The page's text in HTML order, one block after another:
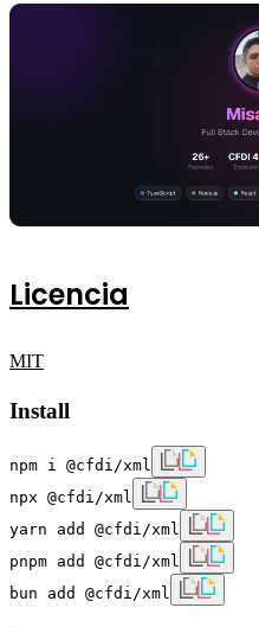
Licencia
MIT
Install
npm i @cfdi/xml
npx @cfdi/xml
yarn add @cfdi/xml
pnpm add @cfdi/xml
bun add @cfdi/xml